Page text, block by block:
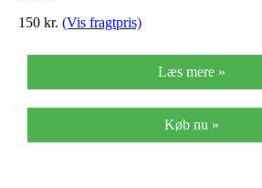
150 kr. (Vis fragtpris)
Læs mere »
Køb nu »